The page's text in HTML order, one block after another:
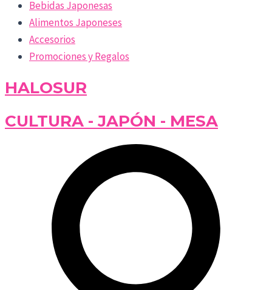
Bebidas Japonesas
Alimentos Japoneses
Accesorios
Promociones y Regalos
HALOSUR
CULTURA - JAPÓN - MESA